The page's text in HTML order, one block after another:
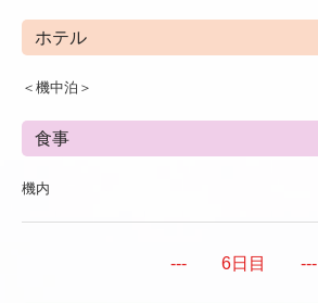
ホテル
＜機中泊＞
食事
機内
--- 6日目 ---